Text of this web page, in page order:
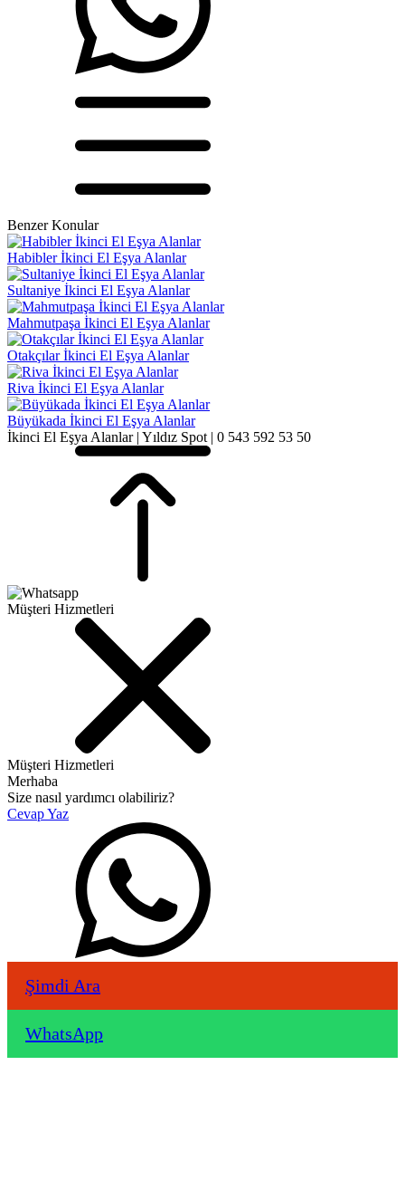
Benzer Konular
Habibler İkinci El Eşya Alanlar
Sultaniye İkinci El Eşya Alanlar
Mahmutpaşa İkinci El Eşya Alanlar
Otakçılar İkinci El Eşya Alanlar
Riva İkinci El Eşya Alanlar
Büyükada İkinci El Eşya Alanlar
İkinci El Eşya Alanlar | Yıldız Spot | 0 543 592 53 50
Müşteri Hizmetleri
Müşteri Hizmetleri
Merhaba
Size nasıl yardımcı olabiliriz?
Cevap Yaz
Şimdi Ara
WhatsApp